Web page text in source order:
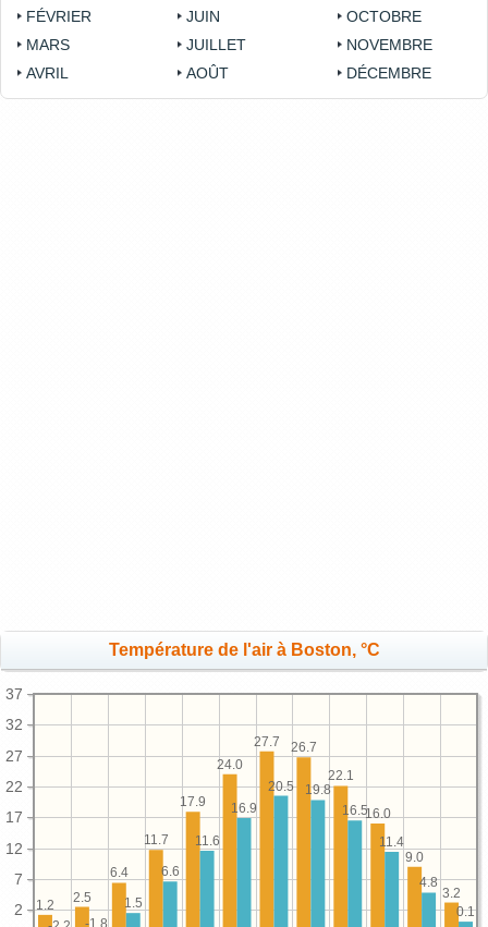
FÉVRIER
MARS
AVRIL
JUIN
JUILLET
AOÛT
OCTOBRE
NOVEMBRE
DÉCEMBRE
Température de l'air à Boston, °C
2
7
12
17
22
27
32
37
3.2
9.0
16.0
22.1
26.7
27.7
24.0
17.9
11.7
6.4
2.5
1.2 0.1
4.8
11.4
16.5
19.8
20.5
16.9
11.6
6.6
1.5
-1.8